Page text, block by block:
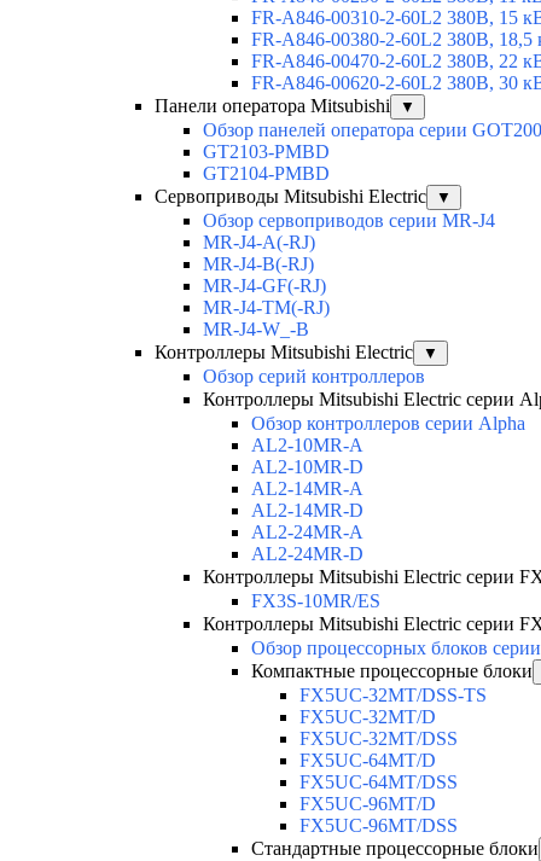
FR-A846-00310-2-60L2 380В, 15
FR-A846-00380-2-60L2 380В, 18,5
FR-A846-00470-2-60L2 380В, 22
FR-A846-00620-2-60L2 380В, 30
Панели оператора Mitsubishi
▼
Обзор панелей оператора серии
GT2103-PMBD
GT2104-PMBD
Сервоприводы Mitsubishi Electric
▼
Обзор сервоприводов серии MR-J4
MR-J4-A(-RJ)
MR-J4-B(-RJ)
MR-J4-GF(-RJ)
MR-J4-TM(-RJ)
MR-J4-W_-B
Контроллеры Mitsubishi Electric
▼
Обзор серий контроллеров
Контроллеры Mitsubishi Electric серии
Обзор контроллеров серии Alpha
AL2-10MR-A
AL2-10MR-D
AL2-14MR-A
AL2-14MR-D
AL2-24MR-A
AL2-24MR-D
Контроллеры Mitsubishi Electric серии
FX3S-10MR/ES
Контроллеры Mitsubishi Electric серии
Обзор процессорных блоков
Компактные процессорные блоки
FX5UC-32MT/DSS-TS
FX5UC-32MT/D
FX5UC-32MT/DSS
FX5UC-64MT/D
FX5UC-64MT/DSS
FX5UC-96MT/D
FX5UC-96MT/DSS
Стандартные процессорные блоки